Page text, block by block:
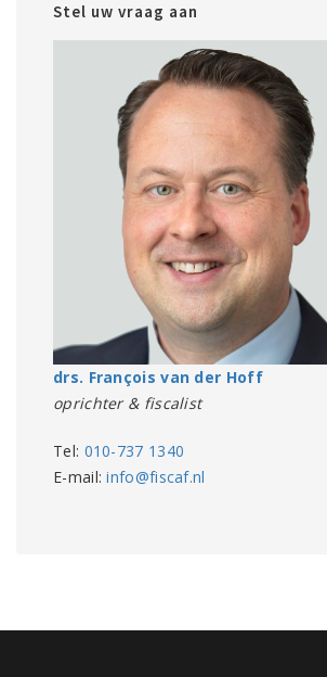
Stel uw vraag aan
drs. François van der Hoff
oprichter & fiscalist
Tel: 010-737 1340
E-mail:info@fiscaf.nl